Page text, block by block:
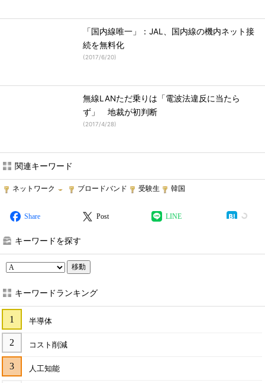
「国内線唯一」：JAL、国内線の機内ネット接
続を無料化
(2017/6/20)
無線LANただ乗りは「電波法違反に当たら
ず」 地裁が初判断
(2017/4/28)
関連キーワード
ネットワーク ブロードバンド 受験生 韓国
Share Post LINE
キーワードを探す
移動
キーワードランキング
半導体
コスト削減
人工知能